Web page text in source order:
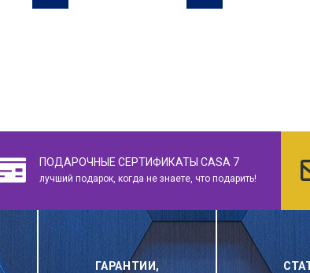
ПОДАРОЧНЫЕ СЕРТИФИКАТЫ CASA 7
лучший подарок, когда не знаете, что подарить!
ГАРАНТИИ,